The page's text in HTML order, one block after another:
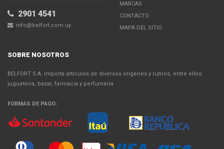
2901 4541
info@belfort.com.uy
MARCAS
CONTACTO
MAPA DEL SITIO
SOBRE NOSOTROS
BELFORT S.A. importa articulos de diversos origenes y rubros, entre ellos:
jugueteria, bazar, farmacia y perfumeria
FORMAS DE PAGO: